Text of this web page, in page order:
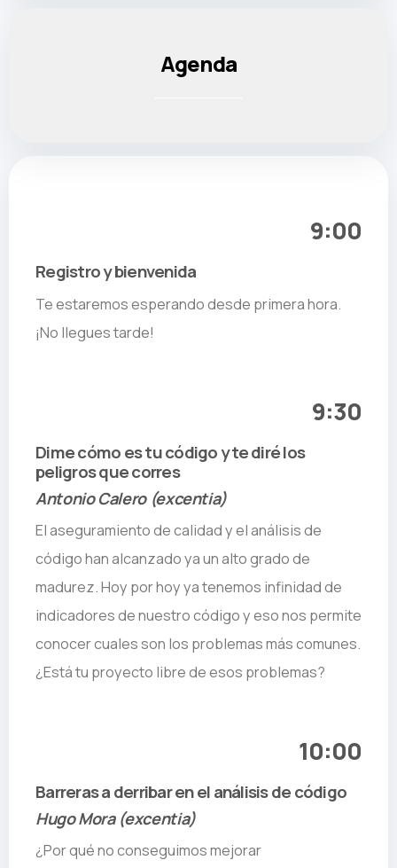
Agenda
9:00
Registro y bienvenida
Te estaremos esperando desde primera hora.
¡No llegues tarde!
9:30
Dime cómo es tu código y te diré los
peligros que corres
Antonio Calero (excentia)
El aseguramiento de calidad y el análisis de
código han alcanzado ya un alto grado de
madurez. Hoy por hoy ya tenemos infinidad de
indicadores de nuestro código y eso nos permite
conocer cuales son los problemas más comunes.
¿Está tu proyecto libre de esos problemas?
10:00
Barreras a derribar en el análisis de código
Hugo Mora (excentia)
¿Por qué no conseguimos mejorar